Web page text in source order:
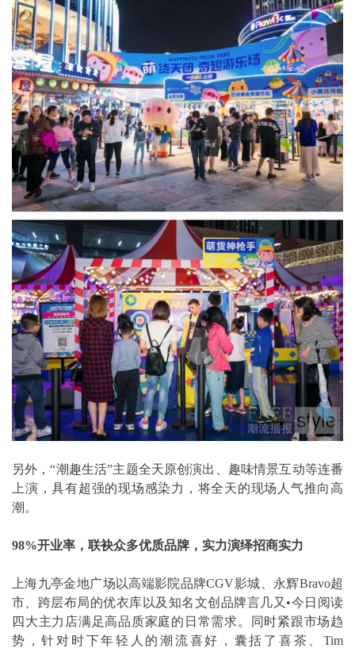
另外，“潮趣生活”主题全天原创演出、趣味情景互动等连番
上演，具有超强的现场感染力，将全天的现场人气推向高
潮。
98%开业率，联袂众多优质品牌，实力演绎招商实力
上海九亭金地广场以高端影院品牌CGV影城、永辉Bravo超
市、跨层布局的优衣库以及知名文创品牌言几又•今日阅读
四大主力店满足高品质家庭的日常需求。同时紧跟市场趋
势，针对时下年轻人的潮流喜好，囊括了喜茶、Tim